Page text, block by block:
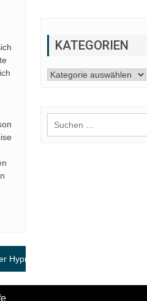
eingeflößte Suggestionen
KATEGORIEN
Kategorien